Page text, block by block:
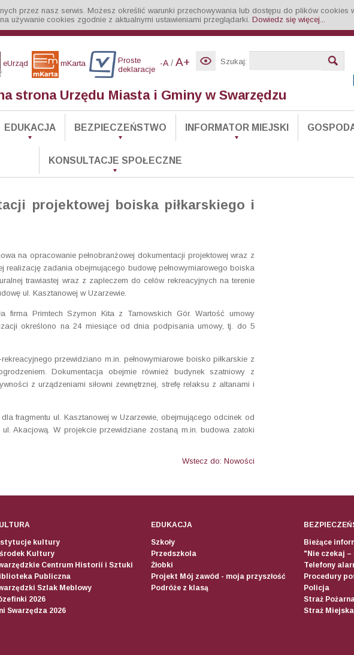
przez nasz serwis. Możesz określić warunki przechowywania lub dostępu do plików cookies
używanie cookies zgodnie z aktualnymi ustawieniami przeglądarki. Dowiedz się więcej...
eUrząd mKarta
Proste
deklaracje
-A / A+ Szukaj:
strona Urzędu Miasta i Gminy w Swarzędzu
EDUKACJA BEZPIECZEŃSTWO INFORMATOR MIEJSKI
KONSULTACJE SPOŁECZNE
projektowej boiska piłkarskiego i
na opracowanie pełnobranżowej dokumentacji projektowej wraz z
realizację zadania obejmującego budowę pełnowymiarowego boiska
trawiastej wraz z zapleczem do celów rekreacyjnych na terenie
ul. Kasztanowej w Uzarzewie.
firma Primtech Szymon Kita z Tarnowskich Gór. Wartość umowy
określono na 24 miesiące od dnia podpisania umowy, tj. do 5
przewidziano m.in. pełnowymiarowe boisko piłkarskie z
Dokumentacja obejmie również budynek szatniowy z
z urządzeniami siłowni zewnętrznej, strefę relaksu z altanami i
fragmentu ul. Kasztanowej w Uzarzewie, obejmującego odcinek od
Akacjową. W projekcie przewidziane zostaną m.in. budowa zatoki
Wstecz do: Nowości
kultury
Kultury
Centrum Historii i Sztuki
Publiczna
Szlak Meblowy
2026
Swarzędza 2026
EDUKACJA
Szkoły
Przedszkola
Żłobki
Projekt Mój zawód - moja przyszłość
Podróże z klasą
Bieżące
"Nie czekaj
Telefony
Procedury
Policja
Straż
Straż Miejska